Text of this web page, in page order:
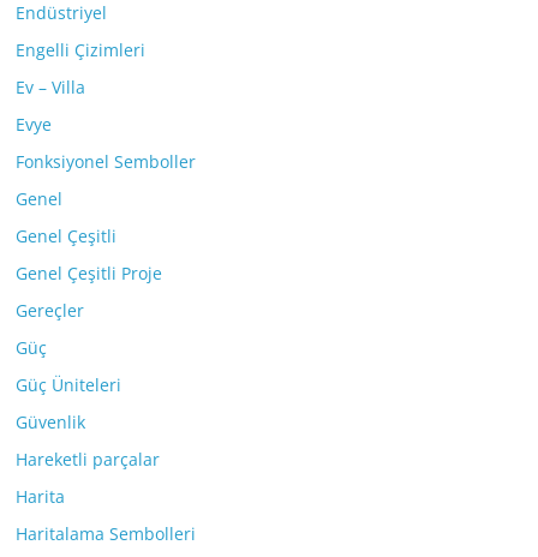
Endüstriyel
Engelli Çizimleri
Ev – Villa
Evye
Fonksiyonel Semboller
Genel
Genel Çeşitli
Genel Çeşitli Proje
Gereçler
Güç
Güç Üniteleri
Güvenlik
Hareketli parçalar
Harita
Haritalama Sembolleri